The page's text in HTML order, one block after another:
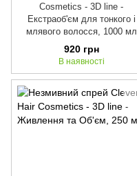
Cosmetics - 3D line -
Екстраоб'єм для тонкого і
млявого волосся, 1000 мл
920 грн
В наявності